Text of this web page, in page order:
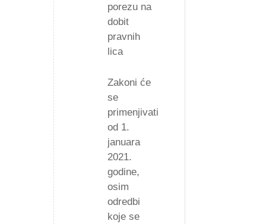
porezu na
dobit
pravnih
lica
Zakoni će
se
primenjivati
od 1.
januara
2021.
godine,
osim
odredbi
koje se